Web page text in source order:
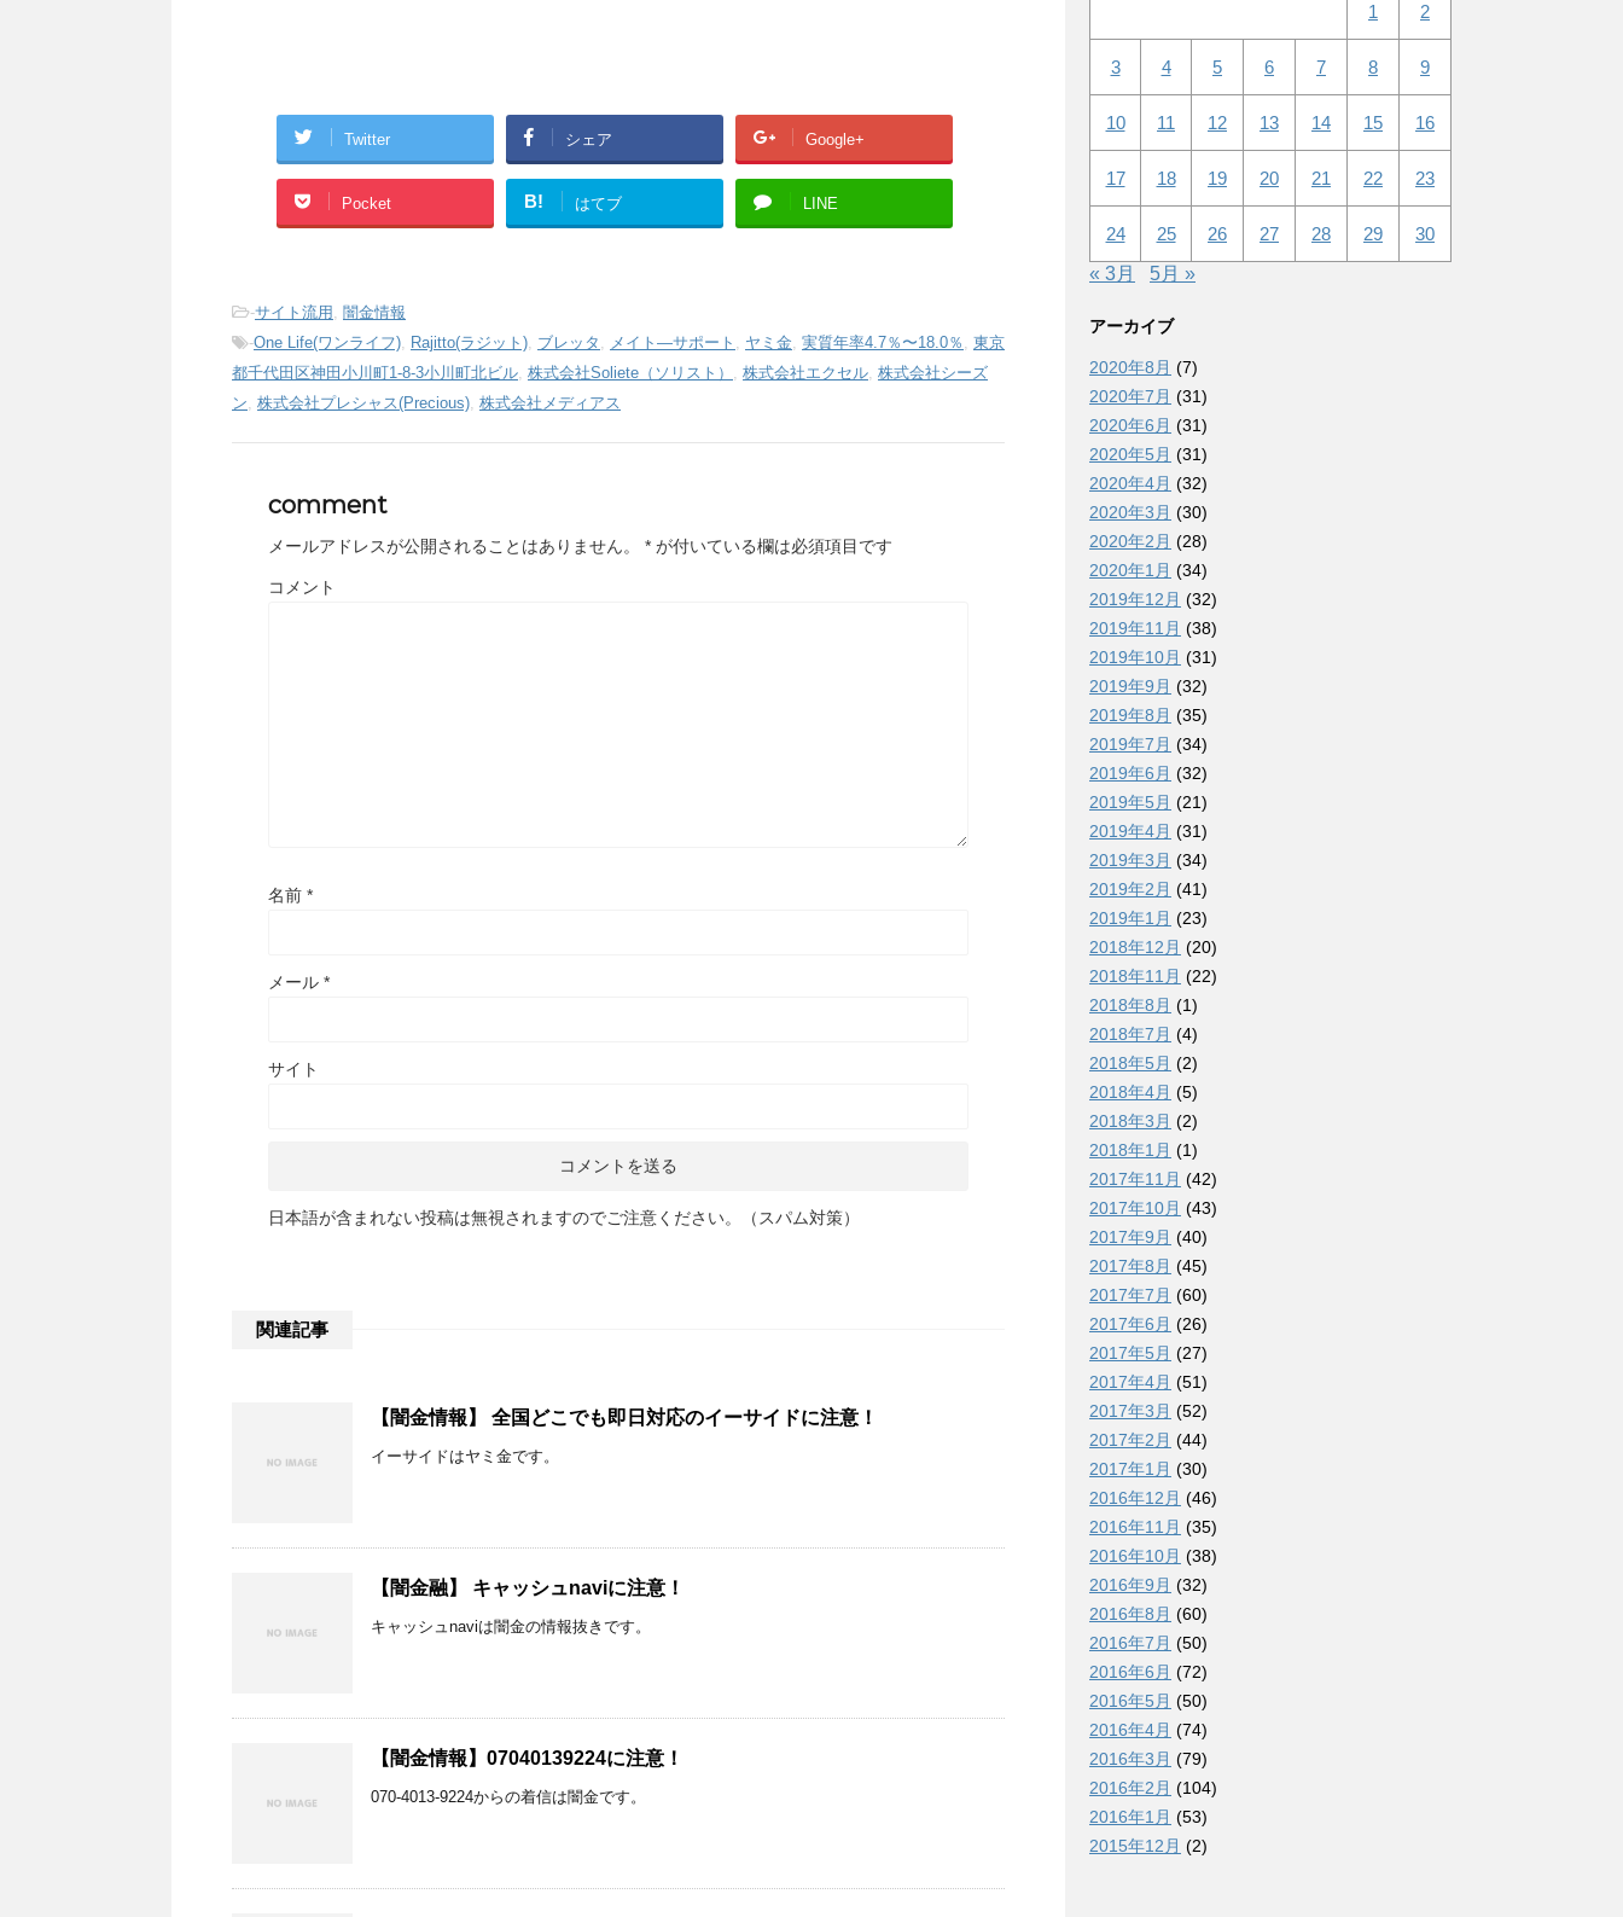
Twitter シェア Google+
Pocket B! はてブ LINE
-サイト流用 , 闇金情報
-One Life(ワンライフ), Rajitto(ラジット), ブレッタ , メイト―サポート , ヤミ金, 実質年率4.7％〜18.0％ , 東京
都千代田区神田小川町1-8-3小川町北ビル, 株式会社Soliete（ソリスト） , 株式会社エクセル, 株式会社シーズ
ン, 株式会社プレシャス(Precious), 株式会社メディアス
comment
メールアドレスが公開されることはありません。 * が付いている欄は必須項目です
コメント
名前 *
メール *
サイト
日本語が含まれない投稿は無視されますのでご注意ください。（スパム対策）
関連記事
【闇金情報】 全国どこでも即日対応のイーサイドに注意！
イーサイドはヤミ金です。
【闇金融】 キャッシュnaviに注意！
キャッシュnaviは闇金の情報抜きです。
【闇金情報】07040139224に注意！
070-4013-9224からの着信は闇金です。
1 2
3 4 5 6 7 8 9
10 11 12 13 14 15 16
17 18 19 20 21 22 23
24 25 26 27 28 29
30
« 3月
5月 »
アーカイブ
2020年8月 (7)
2020年7月 (31)
2020年6月 (31)
2020年5月 (31)
2020年4月 (32)
2020年3月 (30)
2020年2月 (28)
2020年1月 (34)
2019年12月 (32)
2019年11月 (38)
2019年10月 (31)
2019年9月 (32)
2019年8月 (35)
2019年7月 (34)
2019年6月 (32)
2019年5月 (21)
2019年4月 (31)
2019年3月 (34)
2019年2月 (41)
2019年1月 (23)
2018年12月 (20)
2018年11月 (22)
2018年8月 (1)
2018年7月 (4)
2018年5月 (2)
2018年4月 (5)
2018年3月 (2)
2018年1月 (1)
2017年11月 (42)
2017年10月 (43)
2017年9月 (40)
2017年8月 (45)
2017年7月 (60)
2017年6月 (26)
2017年5月 (27)
2017年4月 (51)
2017年3月 (52)
2017年2月 (44)
2017年1月 (30)
2016年12月 (46)
2016年11月 (35)
2016年10月 (38)
2016年9月 (32)
2016年8月 (60)
2016年7月 (50)
2016年6月 (72)
2016年5月 (50)
2016年4月 (74)
2016年3月 (79)
2016年2月 (104)
2016年1月 (53)
2015年12月 (2)